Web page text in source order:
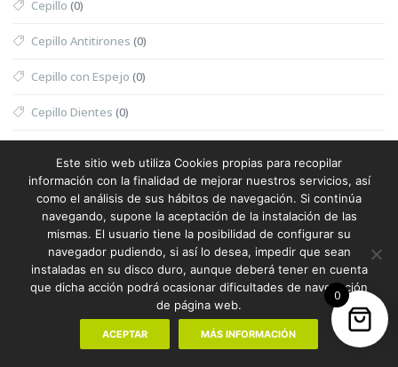
Cepillo (0)
Cepillo Antitirones (0)
Cepillo con Espejo (0)
Cepillo Dientes (0)
Cepillo Exfoliante(0)
Cepillo Exfoliante Masajeador(0)
Cepillo Limpiador(0)
Cepillo Mascotas (0) 0
Este sitio web utiliza Cookies propias para recopilar
información con la finalidad de mejorar nuestros servicios, así
como el análisis de sus hábitos de navegación. Si continúa
navegando, supone la aceptación de la instalación de las
mismas. El usuario tiene la posibilidad de configurar su
navegador pudiendo, si así lo desea, impedir que sean
instaladas en su disco duro, aunque deberá tener en cuenta
que dicha acción podrá ocasionar dificultades de navegación
de página web.
ACEPTAR MÁS INFORMACIÓN